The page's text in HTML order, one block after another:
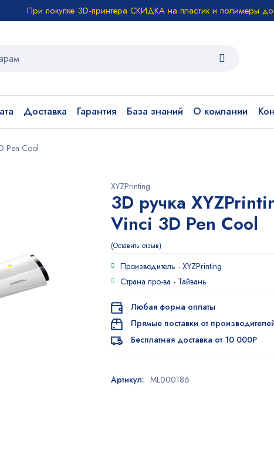
При покупке 3D-принтера СКИДКА на пластик и полимеры
Доставка Гарантия База знаний О компании
Pen Cool
XYZPrinting
3D ручка
Vinci 3D Pen Cool
Оставить отзыв
Производитель - XYZPrinting
Страна про-ва - Тайвань
Любая форма оплаты
Прямые поставки от
Бесплатная доставка от 10 000Р
Артикул: ML000186